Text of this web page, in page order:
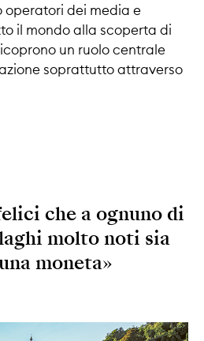
operatori dei media e
il mondo alla scoperta di
un ruolo centrale
soprattutto attraverso
che a ognuno di
molto noti sia
moneta»